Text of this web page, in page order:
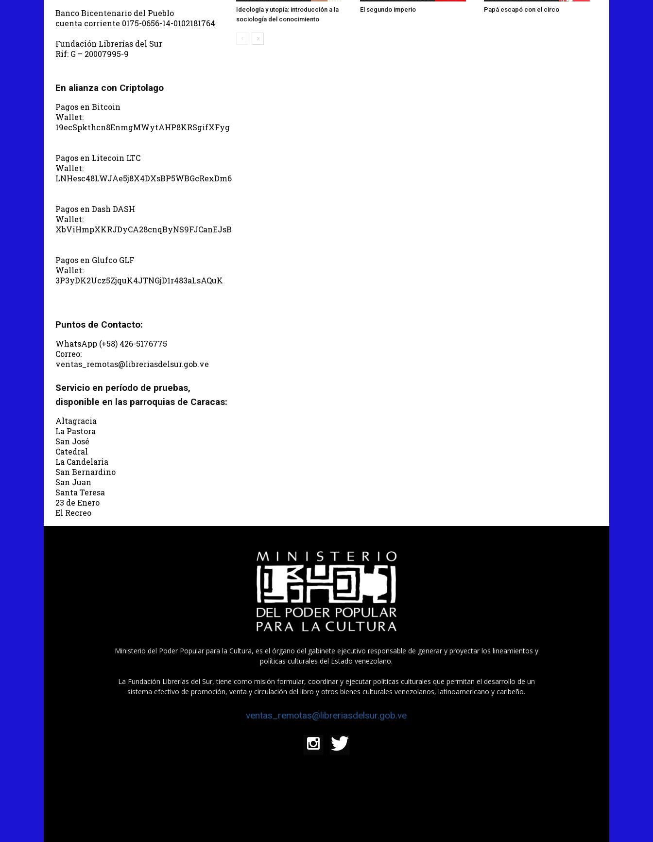
Ideología y utopía: introducción a la
sociología del conocimiento
El segundo imperio Papá escapó con el circo
Banco Bicentenario del Pueblo
cuenta corriente 0175-0656-14-0102181764
Fundación Librerías del Sur
Rif: G – 20007995-9
En alianza con Criptolago
Pagos en Bitcoin
Wallet:
19ecSpkthcn8EnmgMWytAHP8KRSgifXFyg
Pagos en Litecoin LTC
Wallet:
LNHesc48LWJAe5j8X4DXsBP5WBGcRexDm6
Pagos en Dash DASH
Wallet:
XbViHmpXKRJDyCA28cnqByNS9FJCanEJsB
Pagos en Glufco GLF
Wallet:
3P3yDK2Ucz5ZjquK4JTNGjD1r483aLsAQuK
Puntos de Contacto:
WhatsApp (+58) 426-5176775
Correo:
ventas_remotas@libreriasdelsur.gob.ve
Servicio en período de pruebas,
disponible en las parroquias de Caracas:
Altagracia
La Pastora
San José
Catedral
La Candelaria
San Bernardino
San Juan
Santa Teresa
23 de Enero
El Recreo
Ministerio del Poder Popular para la Cultura, es el órgano del gabinete ejecutivo responsable de generar y proyectar los lineamientos y
políticas culturales del Estado venezolano.
La Fundación Librerías del Sur, tiene como misión formular, coordinar y ejecutar políticas culturales que permitan el desarrollo de un
sistema efectivo de promoción, venta y circulación del libro y otros bienes culturales venezolanos, latinoamericano y caribeño.
ventas_remotas@libreriasdelsur.gob.ve